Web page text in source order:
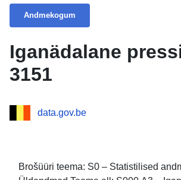
Andmekogum
Iganädalane
3151
data.gov.be
Brošüüri teema: S0 – Statistilised